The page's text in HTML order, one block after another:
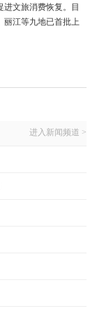
文旅消费恢复。目
丽江等九地已首批上
进入新闻频道 >